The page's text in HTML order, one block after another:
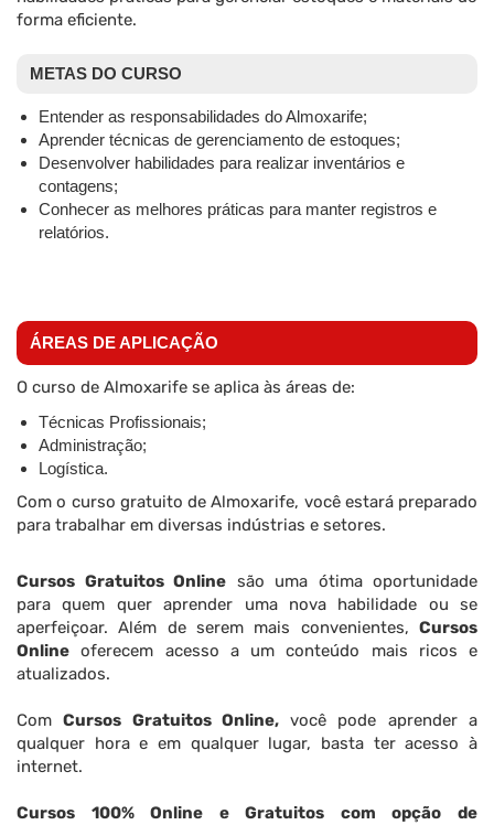
forma eficiente.
METAS DO CURSO
Entender as responsabilidades do Almoxarife;
Aprender técnicas de gerenciamento de estoques;
Desenvolver habilidades para realizar inventários e
contagens;
Conhecer as melhores práticas para manter registros e
relatórios.
ÁREAS DE APLICAÇÃO
O curso de Almoxarife se aplica às áreas de:
Técnicas Profissionais;
Administração;
Logística.
Com o curso gratuito de Almoxarife, você estará preparado
para trabalhar em diversas indústrias e setores.
Cursos Gratuitos Online são uma ótima oportunidade
para quem quer aprender uma nova habilidade ou se
aperfeiçoar. Além de serem mais convenientes, Cursos
Online oferecem acesso a um conteúdo mais ricos e
atualizados.
ComCursos Gratuitos Online,você pode aprender a
qualquer hora e em qualquer lugar, basta ter acesso à
internet.
Cursos 100% Online e Gratuitos com opção de